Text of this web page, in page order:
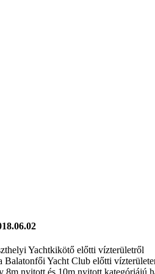
Yachtkikötő előtti vízterületről
Balatonfői Yacht Club előtti